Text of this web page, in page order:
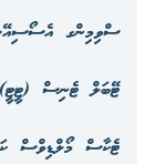
ސްވިމިންގ
ޓޭބަލް ޓެނިސް (ޓީޓީ)
ޓެކާސް މޯލްޑިވްސް